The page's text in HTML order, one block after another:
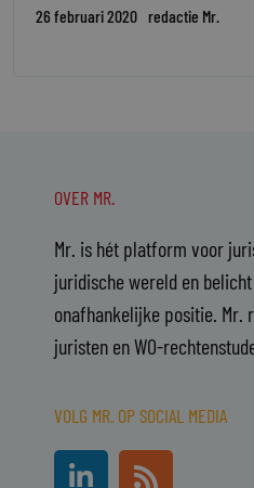
26 februari 2020 redactie Mr.
OVER MR.
Mr. is hét platform voor
juridische wereld en
onafhankelijke positie. Mr.
juristen en WO-
VOLG MR. OP SOCIAL MEDIA
L R